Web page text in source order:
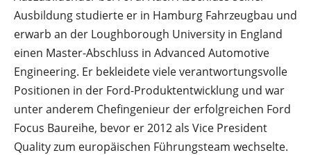
Ausbildung studierte er in Hamburg Fahrzeugbau und
erwarb an der Loughborough University in England
einen Master-Abschluss in Advanced Automotive
Engineering. Er bekleidete viele verantwortungsvolle
Positionen in der Ford-Produktentwicklung und war
unter anderem Chefingenieur der erfolgreichen Ford
Focus Baureihe, bevor er 2012 als Vice President
Quality zum europäischen Führungsteam wechselte.